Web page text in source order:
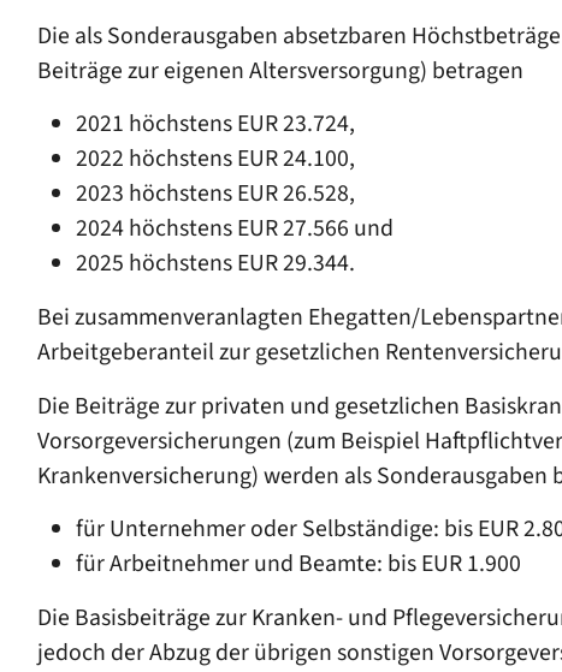
Die als Sonderausgaben absetzbaren
Beiträge zur eigenen Altersversorgung) betragen
2021 höchstens EUR 23.724,
2022 höchstens EUR 24.100,
2023 höchstens EUR 26.528,
2024 höchstens EUR 27.566 und
2025 höchstens EUR 29.344.
Bei zusammenveranlagten Ehegatten/
Arbeitgeberanteil zur gesetzlichen
Die Beiträge zur privaten und gesetzlichen
Vorsorgeversicherungen (zum Beispiel
Krankenversicherung) werden als
für Unternehmer oder Selbständige: bis EUR
für Arbeitnehmer und Beamte: bis EUR 1.900
Die Basisbeiträge zur Kranken- und
jedoch der Abzug der übrigen sonstigen